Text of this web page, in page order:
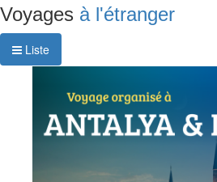
Voyages à l'étranger
Liste